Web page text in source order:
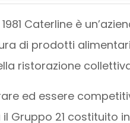
Caterline è
di prodotti
ristorazione
ed essere
Gruppo 21 costituito